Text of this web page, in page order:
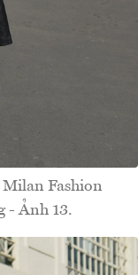
Milan Fashion
- Ảnh 13.